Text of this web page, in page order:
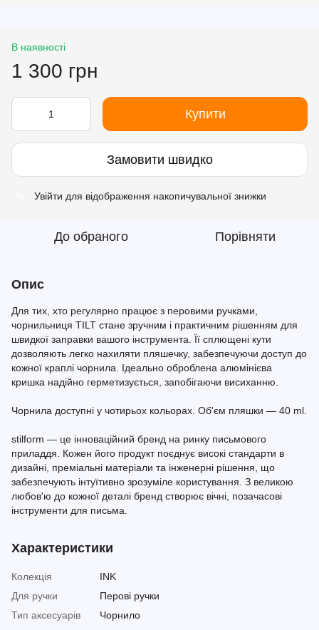
В наявності
1 300 грн
Купити
Замовити швидко
Увійти для відображення накопичувальної знижки
До обраного Порівняти
Опис
Для тих, хто регулярно працює з перовими ручками,
чорнильниця TILT стане зручним і практичним рішенням для
швидкої заправки вашого інструмента. Її сплющені кути
дозволяють легко нахиляти пляшечку, забезпечуючи доступ до
кожної краплі чорнила. Ідеально оброблена алюмінієва
кришка надійно герметизується, запобігаючи висиханню.
Чорнила доступні у чотирьох кольорах. Об'єм пляшки — 40 ml.
stilform — це інноваційний бренд на ринку письмового
приладдя. Кожен його продукт поєднує високі стандарти в
дизайні, преміальні матеріали та інженерні рішення, що
забезпечують інтуїтивно зрозуміле користування. З великою
любов'ю до кожної деталі бренд створює вічні, позачасові
інструменти для письма.
Характеристики
Колекція
INK
Для ручки
Перові ручки
Тип аксесуарів
Чорнило